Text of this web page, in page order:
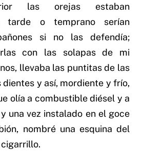
las orejas estaban
tarde o temprano serían
si no las defendía;
con las solapas de mi
llevaba las puntitas de las
dientes y así, mordiente y frío,
olía a combustible diésel y a
una vez instalado en el goce
nombré una esquina del